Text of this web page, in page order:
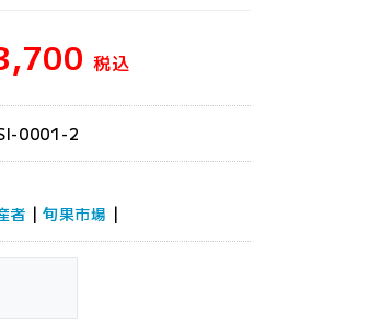
税込
0001-2
者 |旬果市場 |